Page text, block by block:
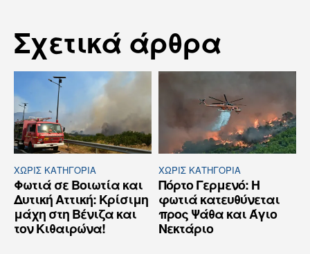
Σχετικά άρθρα
ΧΩΡΊΣ ΚΑΤΗΓΟΡΊΑ
Φωτιά σε Βοιωτία και
Δυτική Αττική: Κρίσιμη
μάχη στη Βένιζα και
τον Κιθαιρώνα!
ΧΩΡΊΣ ΚΑΤΗΓΟΡΊΑ
Πόρτο Γερμενό: Η
φωτιά κατευθύνεται
προς Ψάθα και Άγιο
Νεκτάριο